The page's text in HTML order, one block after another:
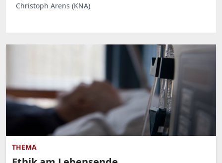
Christoph Arens (KNA)
THEMA